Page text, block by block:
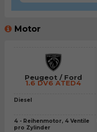
Motor
Peugeot / Ford
1.6 DV6 ATED4
Diesel
4 - Reihenmotor, 4 Ventile
pro Zylinder